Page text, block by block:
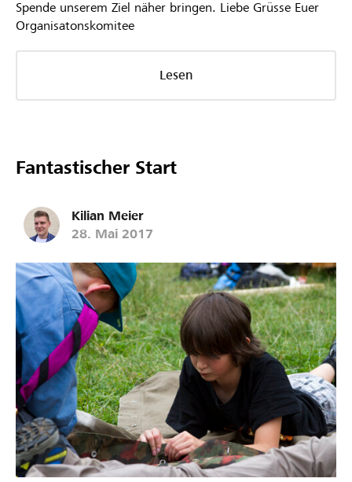
Spende unserem Ziel näher bringen. Liebe Grüsse Euer
Organisatonskomitee
Lesen
Fantastischer Start
Kilian Meier
28. Mai 2017